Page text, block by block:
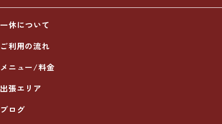
一休について
ご利用の流れ
メニュー/料金
出張エリア
ブログ